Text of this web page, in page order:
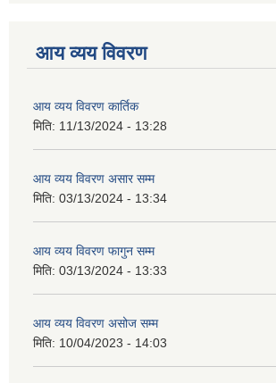
आय व्यय विवरण
आय व्यय विवरण कार्तिक
मिति: 11/13/2024 - 13:28
आय व्यय विवरण असार सम्म
मिति: 03/13/2024 - 13:34
आय व्यय विवरण फागुन सम्म
मिति: 03/13/2024 - 13:33
आय व्यय विवरण असोज सम्म
मिति: 10/04/2023 - 14:03